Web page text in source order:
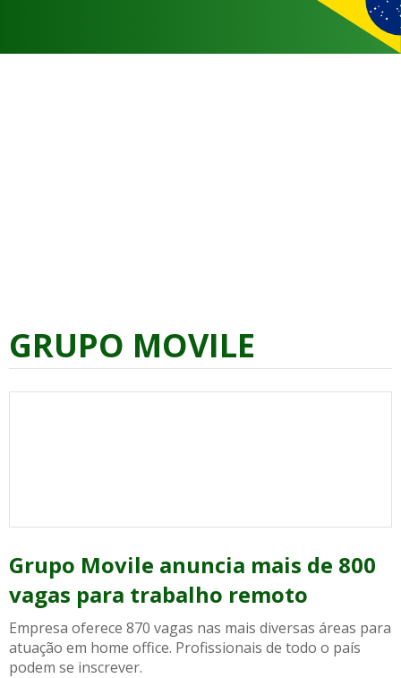
GRUPO MOVILE
Grupo Movile anuncia mais de 800
vagas para trabalho remoto
Empresa oferece 870 vagas nas mais diversas áreas para
atuação em home office. Profissionais de todo o país
podem se inscrever.